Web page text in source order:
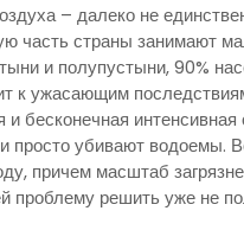
– далеко не
часть страны занимают
и полупустыни, 90%
к ужасающим
и бесконечная
просто убивают водоемы.
причем масштаб
проблему решить уже не